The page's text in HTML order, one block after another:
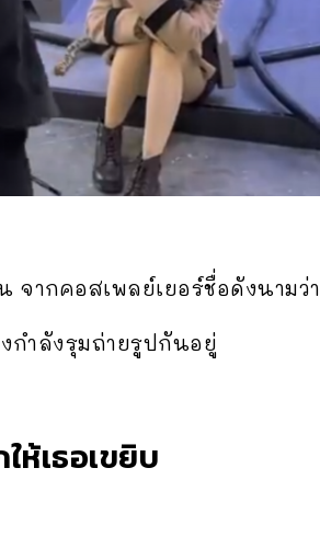
จากคอสเพลย์เยอร์ชื่อดังนามว่า
กำลังรุมถ่ายรูปกันอยู่
ห้เธอเขยิบ